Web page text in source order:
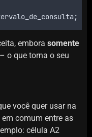
;
embora somente
– o que torna o seu
você quer usar na
comum entre as
célula A2